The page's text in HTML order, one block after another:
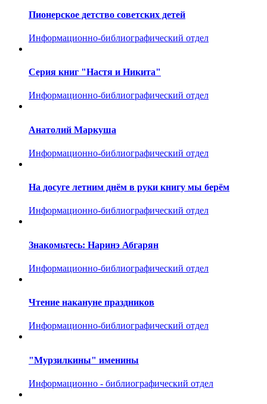
Пионерское детство советских детей
Информационно-библиографический отдел
Серия книг "Настя и Никита"
Информационно-библиографический отдел
Анатолий Маркуша
Информационно-библиографический отдел
На досуге летним днём в руки книгу мы берём
Информационно-библиографический отдел
Знакомьтесь: Наринэ Абгарян
Информационно-библиографический отдел
Чтение накануне праздников
Информационно-библиографический отдел
"Мурзилкины" именины
Информационно - библиографический отдел